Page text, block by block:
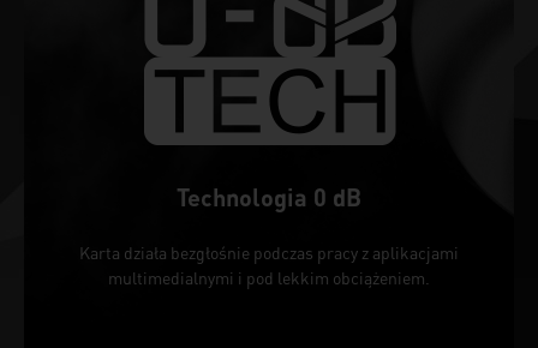
Technologia 0 dB
Karta działa bezgłośnie podczas pracy z aplikacjami
multimedialnymi i pod lekkim obciążeniem.